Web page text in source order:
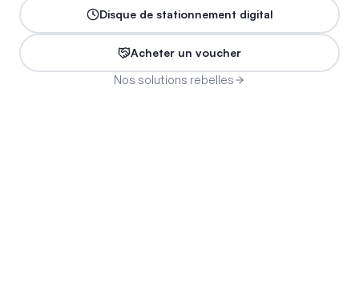
Disque de stationnement digital
Acheter un voucher
Nos solutions rebelles